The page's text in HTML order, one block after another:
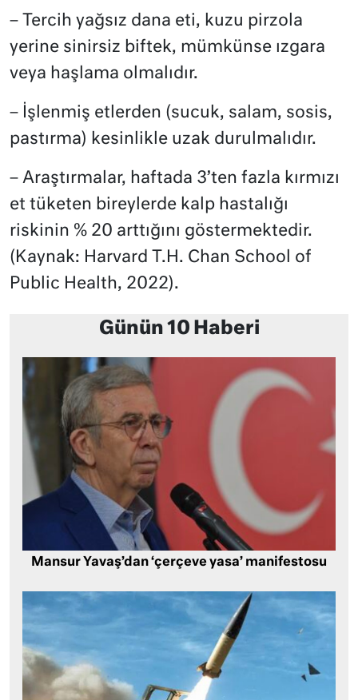
– Tercih yağsız dana eti, kuzu pirzola
yerine sinirsiz biftek, mümkünse ızgara
veya haşlama olmalıdır.
– İşlenmiş etlerden (sucuk, salam, sosis,
pastırma) kesinlikle uzak durulmalıdır.
– Araştırmalar, haftada 3’ten fazla kırmızı
et tüketen bireylerde kalp hastalığı
riskinin % 20 arttığını göstermektedir.
(Kaynak: Harvard T.H. Chan School of
Public Health, 2022).
Günün 10 Haberi
Mansur Yavaş’dan ‘çerçeve yasa’ manifestosu